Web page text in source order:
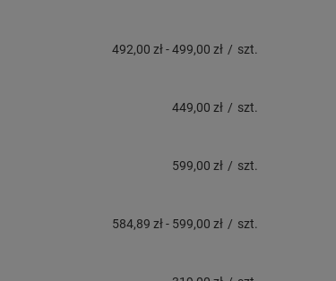
492,00 zł-499,00 zł / szt.
449,00 zł / szt.
599,00 zł / szt.
584,89 zł- 599,00 zł / szt.